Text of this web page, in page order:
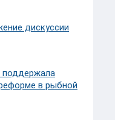
дискуссии
поддержала
в рыбной